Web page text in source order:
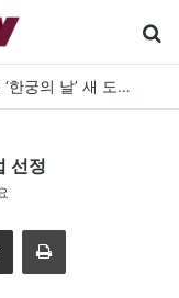
한궁 탄생 20년, 이제 AI를 쏜다…오늘 ‘한궁의 날’ 새 도약 선언
선정
이메일